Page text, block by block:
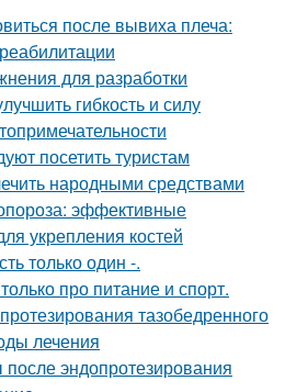
после вывиха плеча:
для разработки
гибкость и силу
посетить туристам
народными средствами
эффективные
укрепления костей
только один -.
про питание и спорт.
тазобедренного
лечения
эндопротезирования